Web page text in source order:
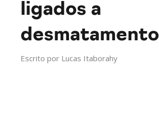
ligados a
desmatamento
Escrito por Lucas Itaborahy